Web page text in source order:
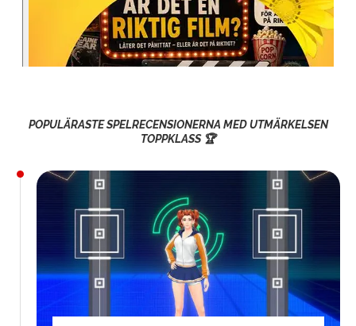
POPULÄRASTE SPELRECENSIONERNA MED UTMÄRKELSEN
TOPPKLASS 🏆